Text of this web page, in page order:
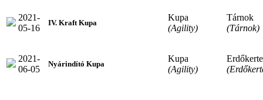
2021-
05-16
IV. Kraft Kupa
Kupa
(Agility)
Tárnok
(Tárnok)
2021-
06-05
Nyárindító Kupa
Kupa
(Agility)